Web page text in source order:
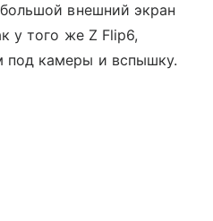
внешний экран
у того же Z Flip6,
под камеры и вспышку.